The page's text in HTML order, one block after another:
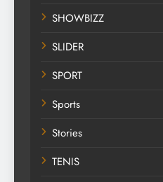
SHOWBIZZ
SLIDER
SPORT
Sports
Stories
TENIS